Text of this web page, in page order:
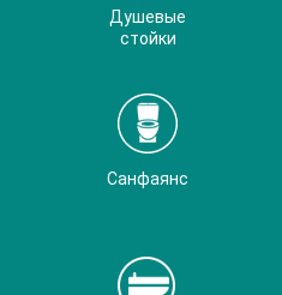
Душевые
стойки
Санфаянс